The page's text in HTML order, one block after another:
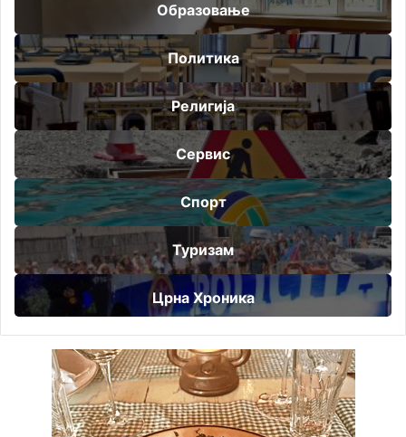
Образовање
Политика
Религија
Сервис
Спорт
Туризам
Црна Хроника